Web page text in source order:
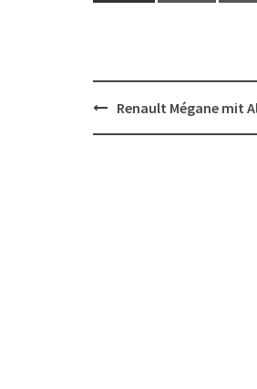
Post
navigation
Renault Mégane mit